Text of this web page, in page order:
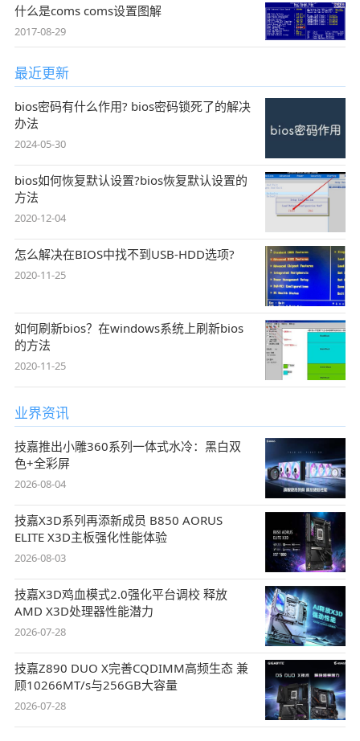
什么是coms coms设置图解
2017-08-29
最近更新
bios密码有什么作用? bios密码锁死了的解决
办法
2024-05-30
bios如何恢复默认设置?bios恢复默认设置的
方法
2020-12-04
怎么解决在BIOS中找不到USB-HDD选项?
2020-11-25
如何刷新bios？在windows系统上刷新bios
的方法
2020-11-25
业界资讯
技嘉推出小雕360系列一体式水冷：黑白双
色+全彩屏
2026-08-04
技嘉X3D系列再添新成员 B850 AORUS
ELITE X3D主板强化性能体验
2026-08-03
技嘉X3D鸡血模式2.0强化平台调校 释放
AMD X3D处理器性能潜力
2026-07-28
技嘉Z890 DUO X完善CQDIMM高频生态 兼
顾10266MT/s与256GB大容量
2026-07-28